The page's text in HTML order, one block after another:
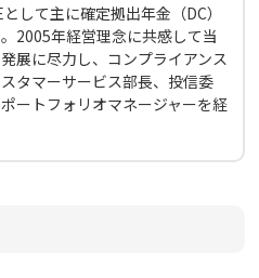
して主に確定拠出年金（DC）
2005年経営理念に共感して当
展に尽力し、コンプライアンス
タマーサービス部長、投信委
ートフォリオマネージャーを経